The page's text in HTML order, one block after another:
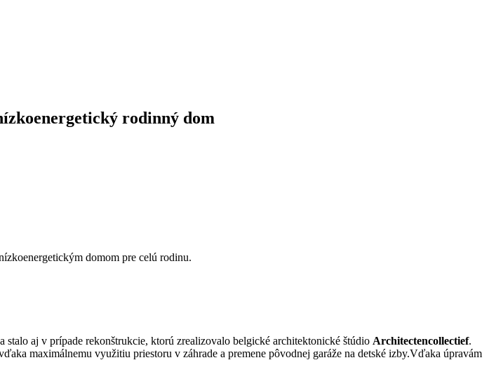
rodinný dom
domom pre celú rodinu.
aj v prípade rekonštrukcie, ktorú zrealizovalo belgické architektonické štúdio Architectencollectief.
maximálnemu využitiu priestoru v záhrade a premene pôvodnej garáže na detské izby.Vďaka úpravám